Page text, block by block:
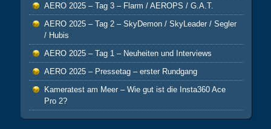
AERO 2025 – Tag 3 – Flarm / AEROPS / G.A.T.
AERO 2025 – Tag 2 – SkyDemon / SkyLeader / Segler
/ Hubis
AERO 2025 – Tag 1 – Neuheiten und Interviews
AERO 2025 – Pressetag – erster Rundgang
Kameratest am Meer – Wie gut ist die Insta360 Ace
Pro 2?